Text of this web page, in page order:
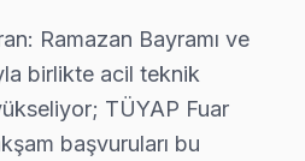
– 30 Dakikada
bozulduğunda saatler
Beylikdüzü adresinize
Ramazan Bayramı ve
birlikte acil teknik
TÜYAP Fuar
başvuruları bu